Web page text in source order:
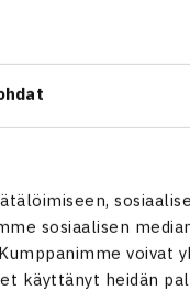
sosiaalisen
voivat
käyttänyt heidän
Lindström, joka on
vuosina 2002